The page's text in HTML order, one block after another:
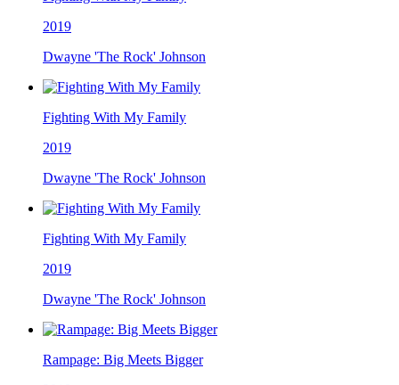
2019
Dwayne 'The Rock' Johnson
Fighting With My Family
2019
Dwayne 'The Rock' Johnson
Fighting With My Family
2019
Dwayne 'The Rock' Johnson
Rampage: Big Meets Bigger